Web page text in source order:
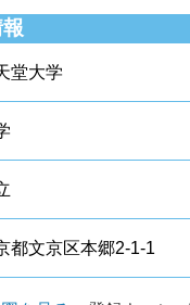
堂大学
都文京区本郷2-1-1